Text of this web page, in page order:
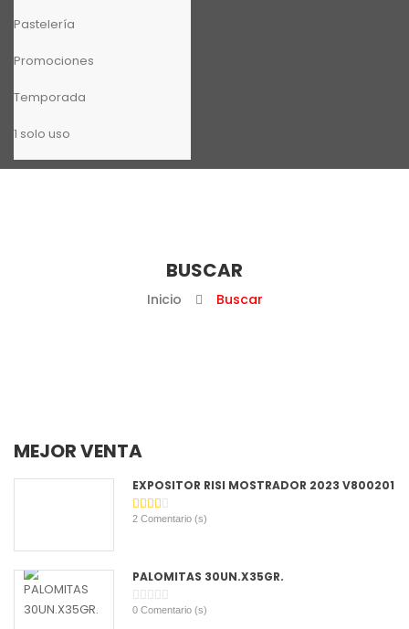
Pastelería
Promociones
Temporada
1 solo uso
BUSCAR
Inicio Buscar
MEJOR VENTA
EXPOSITOR RISI MOSTRADOR 2023 V800201
2 Comentario (s)
PALOMITAS 30UN.X35GR.
0 Comentario (s)